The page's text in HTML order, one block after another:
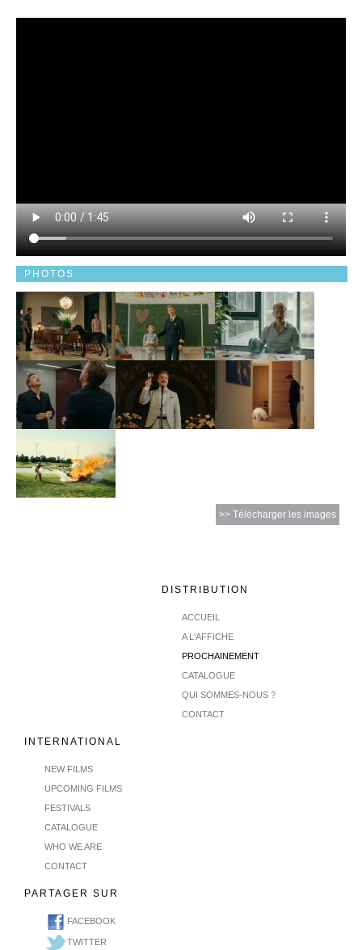
PHOTOS
>> Télécharger les images
DISTRIBUTION
ACCUEIL
A L'AFFICHE
PROCHAINEMENT
CATALOGUE
QUI SOMMES-NOUS ?
CONTACT
INTERNATIONAL
NEW FILMS
UPCOMING FILMS
FESTIVALS
CATALOGUE
WHO WE ARE
CONTACT
PARTAGER SUR
FACEBOOK
TWITTER